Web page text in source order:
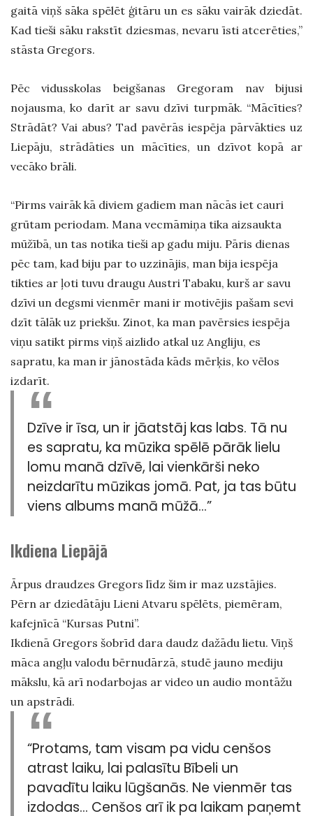
gaitā viņš sāka spēlēt ģitāru un es sāku vairāk dziedāt.
Kad tieši sāku rakstīt dziesmas, nevaru īsti atcerēties,”
stāsta Gregors.
Pēc vidusskolas beigšanas Gregoram nav bijusi
nojausma, ko darīt ar savu dzīvi turpmāk. “Mācīties?
Strādāt? Vai abus? Tad pavērās iespēja pārvākties uz
Liepāju, strādāties un mācīties, un dzīvot kopā ar
vecāko brāli.
“Pirms vairāk kā diviem gadiem man nācās iet cauri
grūtam periodam. Mana vecmāmiņa tika aizsaukta
mūžībā, un tas notika tieši ap gadu miju. Pāris dienas
pēc tam, kad biju par to uzzinājis, man bija iespēja
tikties ar ļoti tuvu draugu Austri Tabaku, kurš ar savu
dzīvi un degsmi vienmēr mani ir motivējis pašam sevi
dzīt tālāk uz priekšu. Zinot, ka man pavērsies iespēja
viņu satikt pirms viņš aizlido atkal uz Angliju, es
sapratu, ka man ir jānostāda kāds mērķis, ko vēlos
izdarīt.
Dzīve ir īsa, un ir jāatstāj kas labs. Tā nu
es sapratu, ka mūzika spēlē pārāk lielu
lomu manā dzīvē, lai vienkārši neko
neizdarītu mūzikas jomā. Pat, ja tas būtu
viens albums manā mūžā…”
Ikdiena Liepājā
Ārpus draudzes Gregors līdz šim ir maz uzstājies.
Pērn ar dziedātāju Lieni Atvaru spēlēts, piemēram,
kafejnīcā “Kursas Putni”.
Ikdienā Gregors šobrīd dara daudz dažādu lietu. Viņš
māca angļu valodu bērnudārzā, studē jauno mediju
mākslu, kā arī nodarbojas ar video un audio montāžu
un apstrādi.
“Protams, tam visam pa vidu cenšos
atrast laiku, lai palasītu Bībeli un
pavadītu laiku lūgšanās. Ne vienmēr tas
izdodas… Cenšos arī ik pa laikam paņemt